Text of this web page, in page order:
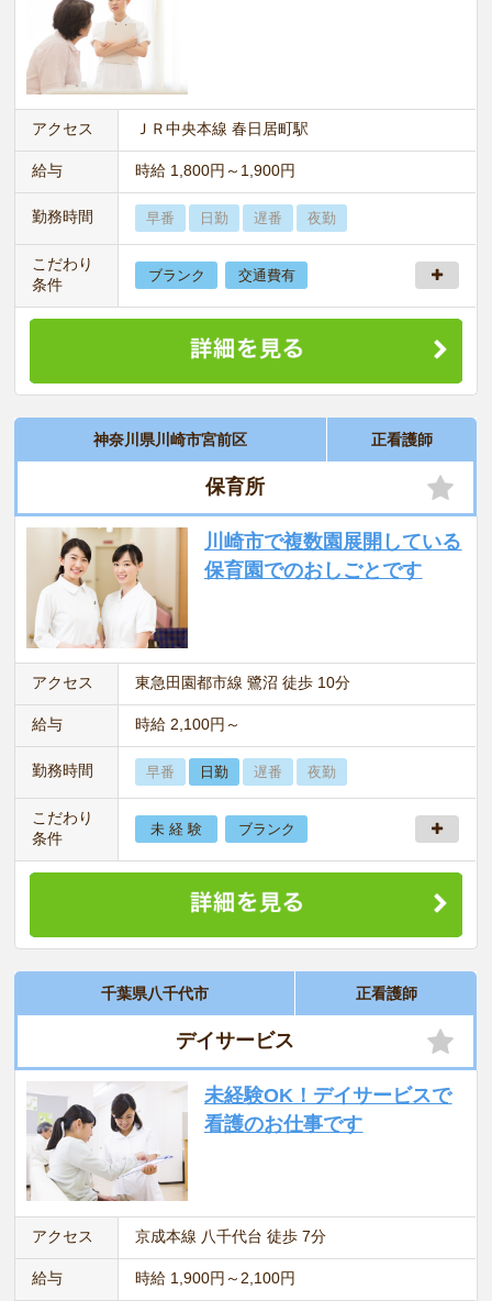
アクセス ＪＲ中央本線 春日居町駅
給与 時給 1,800円～1,900円
勤務時間 早番 日勤 遅番 夜勤
こだわり
条件
ブランク 交通費有
神奈川県川崎市宮前区 正看護師
保育所
川崎市で複数園展開している
保育園でのおしごとです
アクセス 東急田園都市線 鷺沼 徒歩 10分
給与 時給 2,100円～
勤務時間 早番 日勤 遅番 夜勤
こだわり
条件
未 経 験 ブランク
千葉県八千代市 正看護師
デイサービス
未経験OK！デイサービスで
看護のお仕事です
アクセス 京成本線 八千代台 徒歩 7分
給与 時給 1,900円～2,100円